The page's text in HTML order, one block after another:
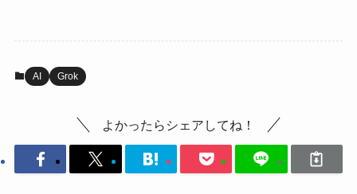
AI Grok
よかったらシェアしてね！